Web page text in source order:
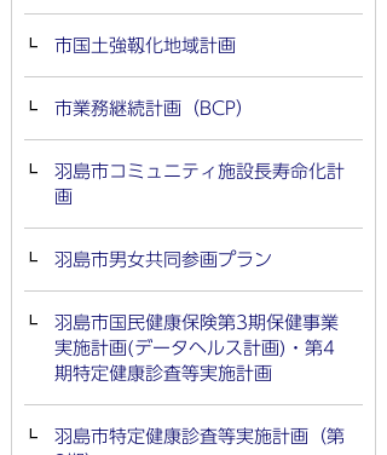
市国土強靱化地域計画
市業務継続計画（BCP）
羽島市コミュニティ施設長寿命化計
画
羽島市男女共同参画プラン
羽島市国民健康保険第3期保健事業
実施計画(データヘルス計画)・第4
期特定健康診査等実施計画
羽島市特定健康診査等実施計画（第